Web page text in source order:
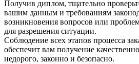
Получив диплом, тщательно
вашим данным и требованиям
возникновения вопросов или
для разрешения ситуации.​
Соблюдение всех этапов процесса
обеспечит вам получение
недорого, законно и безопасно.